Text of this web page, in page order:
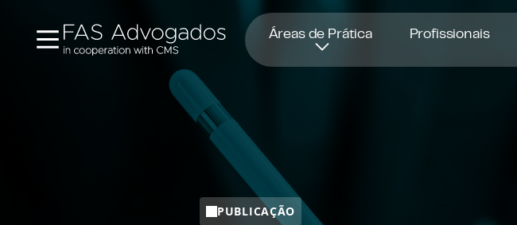
Áreas de Prática Profissionais
PUBLICAÇÃO